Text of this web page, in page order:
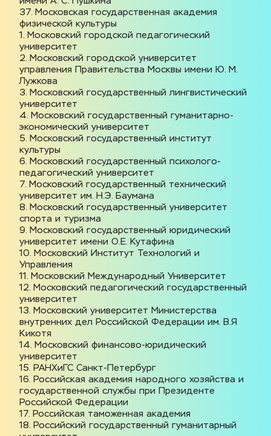
37. Московская государственная академия
физической культуры
1. Московский городской педагогический
университет
2. Московский городской университет
управления Правительства Москвы имени Ю. М.
Лужкова
3. Московский государственный лингвистический
университет
4. Московский государственный гуманитарно-
экономический университет
5. Московский государственный институт
культуры
6. Московский государственный психолого-
педагогический университет
7. Московский государственный технический
университет им. Н.Э. Баумана
8. Московский государственный университет
спорта и туризма
9. Московский государственный юридический
университет имени О.Е. Кутафина
10. Московский Институт Технологий и
Управления
11. Московский Международный Университет
12. Московский педагогический государственный
университет
13. Московский университет Министерства
внутренних дел Российской Федерации им. В.Я
Кикотя
14. Московский финансово-юридический
университет
15. РАНХиГС Санкт-Петербург
16. Российская академия народного хозяйства и
государственной службы при Президенте
Российской Федерации
17. Российская таможенная академия
18. Российский государственный гуманитарный